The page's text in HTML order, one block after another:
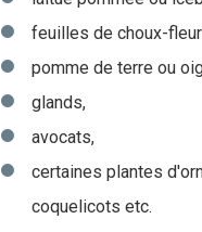
feuilles de choux-
pomme de terre ou
glands,
avocats,
certaines plantes
coquelicots etc.